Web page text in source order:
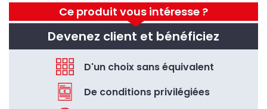
Ce produit vous intéresse ?
Devenez client et bénéficiez
D'un choix sans équivalent
De conditions privilégiées